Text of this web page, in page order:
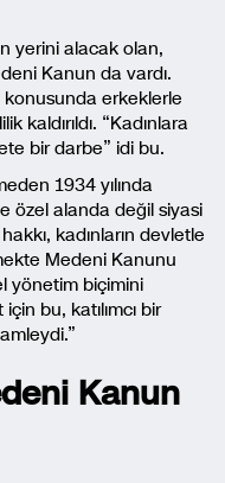
yerini alacak olan,
Kanun da vardı.
konusunda erkeklerle
kaldırıldı. “Kadınlara
bir darbe” idi bu.
1934 yılında
özel alanda değil siyasi
kadınların devletle
Medeni Kanunu
yönetim biçimini
bu, katılımcı bir
Kanun